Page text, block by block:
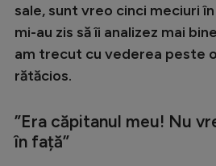
sale, sunt vreo cinci meciuri
mi-au zis să îi analizez mai
am trecut cu vederea peste
rătăcios.
”Era căpitanul meu! Nu
în față”